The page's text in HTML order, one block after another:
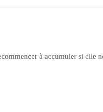
à accumuler si elle